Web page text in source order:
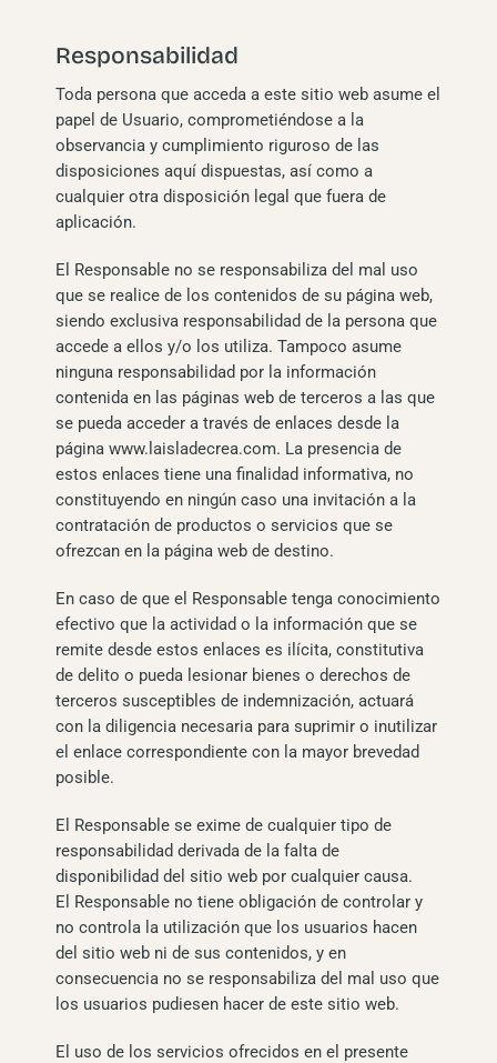
Responsabilidad
Toda persona que acceda a este sitio web asume el
papel de Usuario, comprometiéndose a la
observancia y cumplimiento riguroso de las
disposiciones aquí dispuestas, así como a
cualquier otra disposición legal que fuera de
aplicación.
El Responsable no se responsabiliza del mal uso
que se realice de los contenidos de su página web,
siendo exclusiva responsabilidad de la persona que
accede a ellos y/o los utiliza. Tampoco asume
ninguna responsabilidad por la información
contenida en las páginas web de terceros a las que
se pueda acceder a través de enlaces desde la
página www.laisladecrea.com. La presencia de
estos enlaces tiene una finalidad informativa, no
constituyendo en ningún caso una invitación a la
contratación de productos o servicios que se
ofrezcan en la página web de destino.
En caso de que el Responsable tenga conocimiento
efectivo que la actividad o la información que se
remite desde estos enlaces es ilícita, constitutiva
de delito o pueda lesionar bienes o derechos de
terceros susceptibles de indemnización, actuará
con la diligencia necesaria para suprimir o inutilizar
el enlace correspondiente con la mayor brevedad
posible.
El Responsable se exime de cualquier tipo de
responsabilidad derivada de la falta de
disponibilidad del sitio web por cualquier causa.
El Responsable no tiene obligación de controlar y
no controla la utilización que los usuarios hacen
del sitio web ni de sus contenidos, y en
consecuencia no se responsabiliza del mal uso que
los usuarios pudiesen hacer de este sitio web.
El uso de los servicios ofrecidos en el presente